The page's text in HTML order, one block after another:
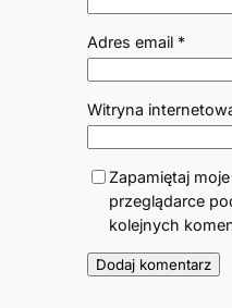
Adres email *
Witryna
Zapamiętaj
przeglądarce
kolejnych